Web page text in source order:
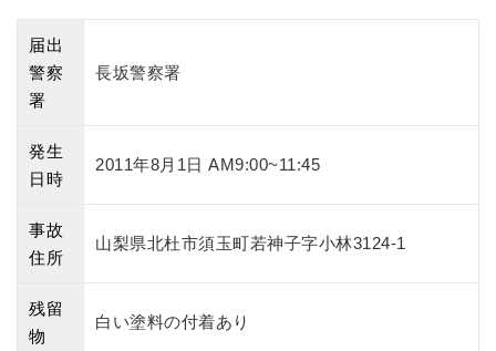
届出
警察
署
長坂警察署
発生
日時
2011年8月1日 AM9:00~11:45
事故
住所
山梨県北杜市須玉町若神子字小林3124-1
残留
物
白い塗料の付着あり